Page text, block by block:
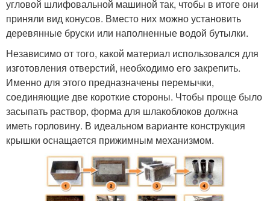
угловой шлифовальной машиной так, чтобы в итоге они
приняли вид конусов. Вместо них можно установить
деревянные бруски или наполненные водой бутылки.
Независимо от того, какой материал использовался для
изготовления отверстий, необходимо его закрепить.
Именно для этого предназначены перемычки,
соединяющие две короткие стороны. Чтобы проще было
засыпать раствор, форма для шлакоблоков должна
иметь горловину. В идеальном варианте конструкция
крышки оснащается прижимным механизмом.